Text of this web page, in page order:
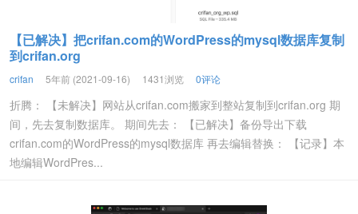
【已解决】把crifan.com的WordPress的mysql数据库复制
到crifan.org
crifan 5年前 (2021-09-16) 1431浏览 0评论
折腾： 【未解决】网站从crifan.com搬家到整站复制到crifan.org 期
间，先去复制数据库。 期间先去： 【已解决】备份导出下载
crifan.com的WordPress的mysql数据库 再去编辑替换： 【记录】本
地编辑WordPres...